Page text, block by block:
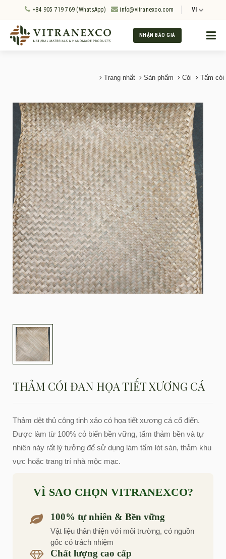
+84 905 719 769 (WhatsApp) info@vitranexco.com VI
NHẬN BÁO GIÁ
Trang nhất Sản phẩm Cói Tấm cói
THẢM CÓI ĐAN HỌA TIẾT XƯƠNG CÁ
Thảm dệt thủ công tinh xảo có họa tiết xương cá cổ điển.
Được làm từ 100% cỏ biển bền vững, tấm thảm bền và tự
nhiên này rất lý tưởng để sử dụng làm tấm lót sàn, thảm khu
vực hoặc trang trí nhà mộc mạc.
VÌ SAO CHỌN VITRANEXCO?
100% tự nhiên & Bền vững
Vật liệu thân thiện với môi trường, có nguồn
gốc có trách nhiệm
Chất lượng cao cấp